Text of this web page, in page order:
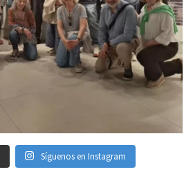
Síguenos en Instagram